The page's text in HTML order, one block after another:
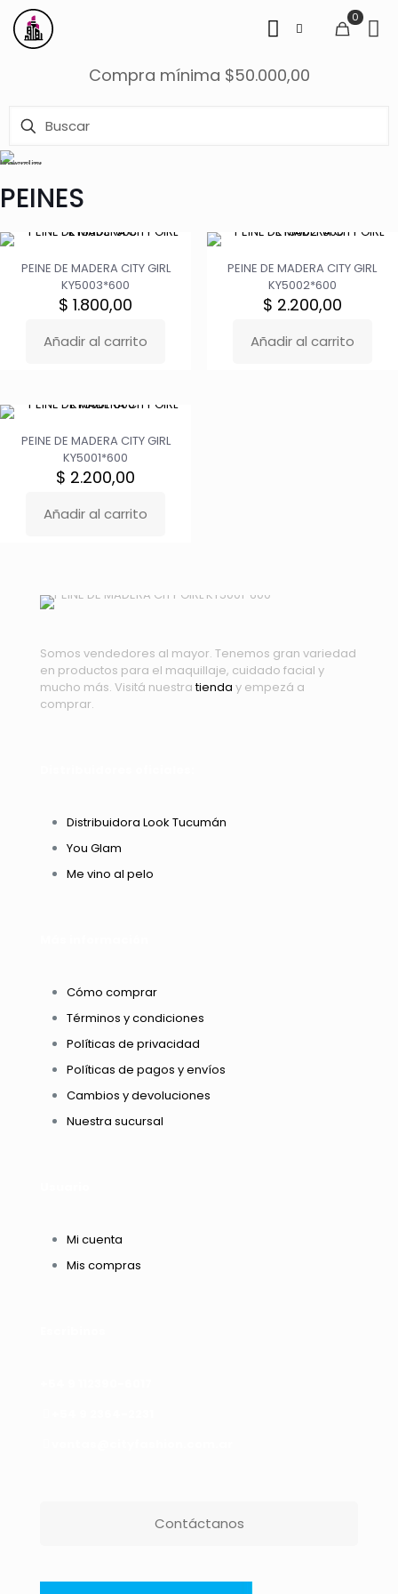
0
Compra mínima $50.000,00
PEINES
PEINE DE MADERA CITY GIRL
KY5003*600
$ 1.800,00
Añadir al carrito
PEINE DE MADERA CITY GIRL
KY5002*600
$ 2.200,00
Añadir al carrito
PEINE DE MADERA CITY GIRL
KY5001*600
$ 2.200,00
Añadir al carrito
Somos vendedores al mayor. Tenemos gran variedad
en productos para el maquillaje, cuidado facial y
mucho más. Visitá nuestratienda y empezá a
comprar.
Distribuidora Look Tucumán
You Glam
Me vino al pelo
Cómo comprar
Términos y condiciones
Políticas de privacidad
Políticas de pagos y envíos
Cambios y devoluciones
Nuestra sucursal
Mi cuenta
Mis compras
Contáctanos